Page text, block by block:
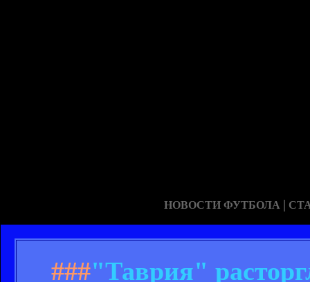
НОВОСТИ ФУТБОЛА |
###"Таврия"